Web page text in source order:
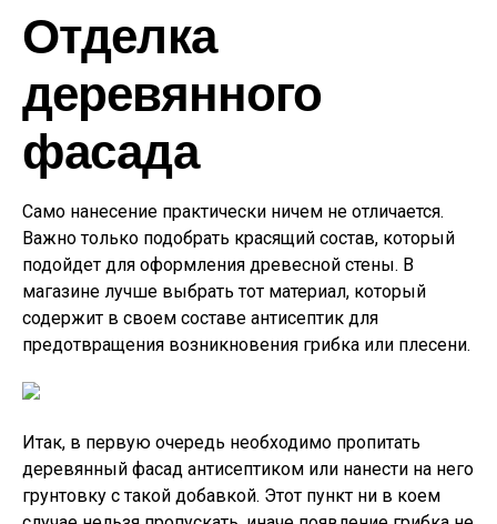
Отделка
деревянного
фасада
Само нанесение практически ничем не отличается.
Важно только подобрать красящий состав, который
подойдет для оформления древесной стены. В
магазине лучше выбрать тот материал, который
содержит в своем составе антисептик для
предотвращения возникновения грибка или плесени.
Итак, в первую очередь необходимо пропитать
деревянный фасад антисептиком или нанести на него
грунтовку с такой добавкой. Этот пункт ни в коем